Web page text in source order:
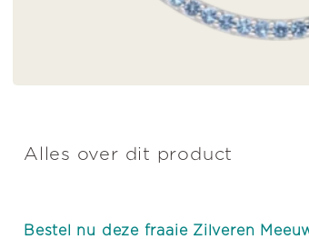
Alles over dit product
Bestel nu deze fraaie Zilveren